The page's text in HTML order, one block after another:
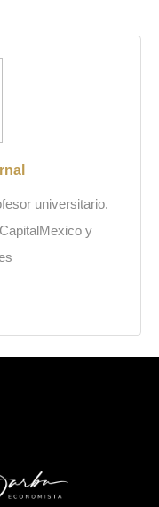
universitario.
y